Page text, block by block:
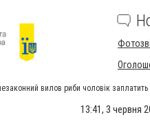
вилов риби чоловік заплатить
13:41, 3 червня